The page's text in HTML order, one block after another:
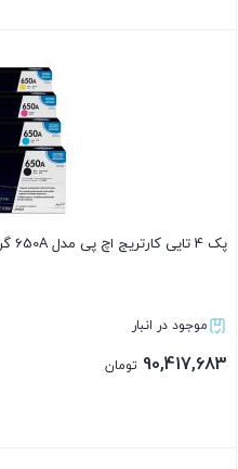
پک 4 تایی کارتریج اچ پی مدل 650A گرید A
موجود در انبار
90,417,683 تومان